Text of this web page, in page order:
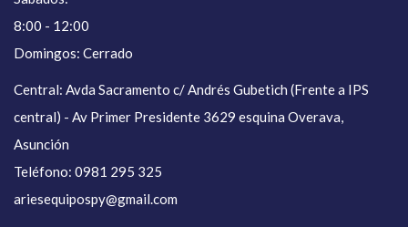
8:00 - 12:00
Domingos: Cerrado
Central: Avda Sacramento c/ Andrés Gubetich (Frente a IPS
central) - Av Primer Presidente 3629 esquina Overava,
Asunción
Teléfono: 0981 295 325
ariesequipospy@gmail.com